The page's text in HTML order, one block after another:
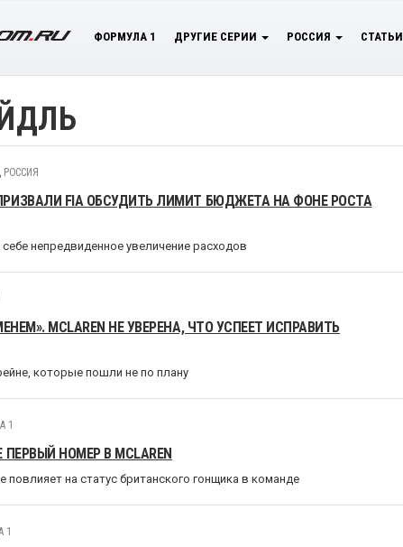
ФОРМУЛА 1 ДРУГИЕ СЕРИИ РОССИЯ СТАТЬИ
РОССИЯ
FIA ОБСУДИТЬ ЛИМИТ БЮДЖЕТА НА ФОНЕ РОСТА
непредвиденное увеличение расходов
MCLAREN НЕ УВЕРЕНА, ЧТО УСПЕЕТ ИСПРАВИТЬ
которые пошли не по плану
1
НОМЕР В MCLAREN
на статус британского гонщика в команде
1